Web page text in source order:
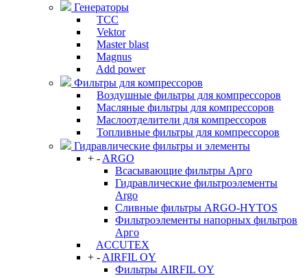
Генераторы
ТСС
Vektor
Master blast
Magnus
Add power
Фильтры для компрессоров
Воздушные фильтры для компрессоров
Масляные фильтры для компрессоров
Маслоотделители для компрессоров
Топливные фильтры для компрессоров
Гидравлические фильтры и элементы
+ - ARGO
Всасывающие фильтры Арго
Гидравлические фильтроэлементы
Argo
Сливные фильтры ARGO-HYTOS
Фильтроэлементы напорных фильтров
Арго
ACCUTEX
+ - AIRFIL OY
Фильтры AIRFIL OY